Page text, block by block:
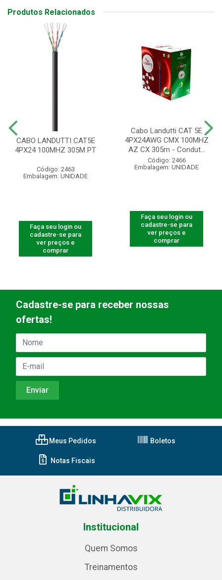
Produtos Relacionados
CABO LANDUTTI CAT5E
4PX24 100MHZ 305M PT
Código: 2463
Embalagem: UNIDADE
Faça seu login ou
cadastre-se para
ver preços e
comprar
Cabo Landutti CAT 5E
4PX24AWG CMX 100MHZ
AZ CX 305m - Condut...
Código: 2466
Embalagem: UNIDADE
Faça seu login ou
cadastre-se para
ver preços e
comprar
Cadastre-se para receber nossas
ofertas!
Meus Pedidos Boletos
Notas Fiscais
Institucional
Quem Somos
Treinamentos